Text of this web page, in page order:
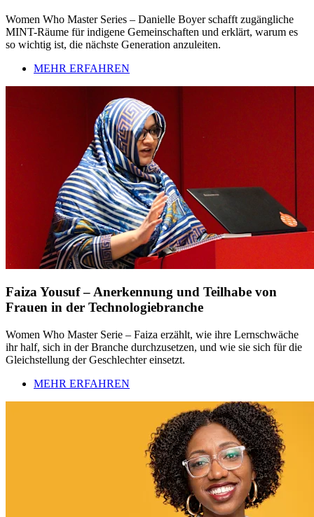
Women Who Master Series – Danielle Boyer schafft zugängliche
MINT-Räume für indigene Gemeinschaften und erklärt, warum es
so wichtig ist, die nächste Generation anzuleiten.
MEHR ERFAHREN
Faiza Yousuf – Anerkennung und Teilhabe von
Frauen in der Technologiebranche
Women Who Master Serie – Faiza erzählt, wie ihre Lernschwäche
ihr half, sich in der Branche durchzusetzen, und wie sie sich für die
Gleichstellung der Geschlechter einsetzt.
MEHR ERFAHREN